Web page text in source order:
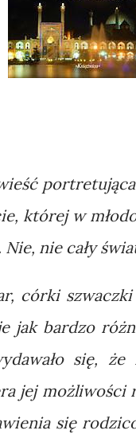
której w
nie cały
córki
jak bardzo
się,
jej możliwości
się